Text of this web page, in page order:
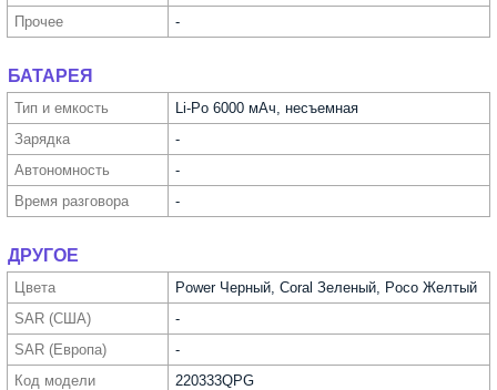
Прочее
-
БАТАРЕЯ
Тип и емкость
Li-Po 6000 мАч, несъемная
Зарядка
-
Автоно­мность
-
Время разговора
-
ДРУГОЕ
Цвета
Power Черный, Coral Зеленый, Poco Желтый
SAR (США)
-
SAR (Европа)
-
Код модели
220333QPG